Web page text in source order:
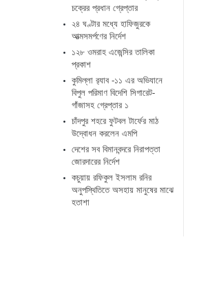
চক্রের প্রধান গ্রেপ্তার
২৪ ঘণ্টার মধ্যে হাফিজুরকে
আত্মসমর্পণের নির্দেশ
১২৮ ওমরাহ এজেন্সির তালিকা
প্রকাশ
কুমিল্লা র‌্যাব -১১ এর অভিযানে
বিপুল পরিমাণ বিদেশি সিগারেট-
গাঁজাসহ গ্রেপ্তার ১
চাঁদপুর শহরে ফুটবল টার্ফের মাঠ
উদ্বোধন করলেন এমপি
দেশের সব বিমানবন্দরে নিরাপত্তা
জোরদারের নির্দেশ
কচুয়ায় রফিকুল ইসলাম রনির
অনুপস্থিতিতে অসহায় মানুষের মাঝে
হতাশা